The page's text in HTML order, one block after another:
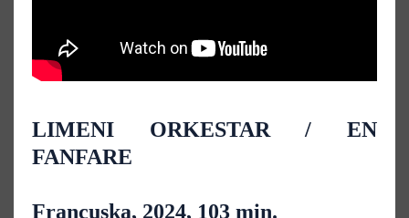
LIMENI ORKESTAR / EN
FANFARE
Francuska, 2024, 103 min.